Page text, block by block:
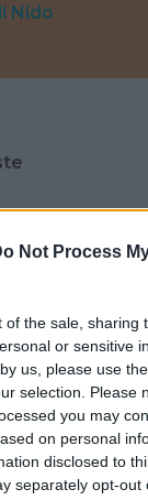
Not Process
of the sale, sharing
or sensitive
us, please use
selection. Please
you may
on personal
disclosed to
separately opt-out
Nido
Sitter